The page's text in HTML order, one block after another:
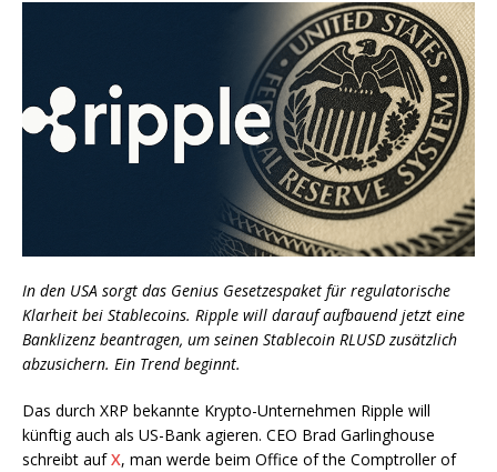
In den USA sorgt das Genius Gesetzespaket für regulatorische
Klarheit bei Stablecoins. Ripple will darauf aufbauend jetzt eine
Banklizenz beantragen, um seinen Stablecoin RLUSD zusätzlich
abzusichern. Ein Trend beginnt.
Das durch XRP bekannte Krypto-Unternehmen Ripple will
künftig auch als US-Bank agieren. CEO Brad Garlinghouse
schreibt aufX, man werde beim Office of the Comptroller of